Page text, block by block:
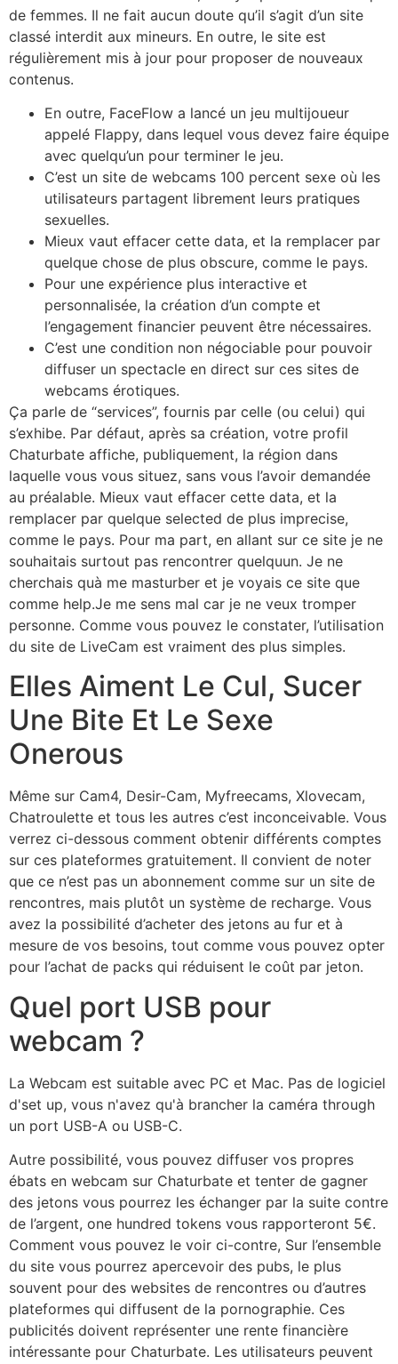
de femmes. Il ne fait aucun doute qu’il s’agit d’un site
classé interdit aux mineurs. En outre, le site est
régulièrement mis à jour pour proposer de nouveaux
contenus.
En outre, FaceFlow a lancé un jeu multijoueur
appelé Flappy, dans lequel vous devez faire équipe
avec quelqu’un pour terminer le jeu.
C’est un site de webcams 100 percent sexe où les
utilisateurs partagent librement leurs pratiques
sexuelles.
Mieux vaut effacer cette data, et la remplacer par
quelque chose de plus obscure, comme le pays.
Pour une expérience plus interactive et
personnalisée, la création d’un compte et
l’engagement financier peuvent être nécessaires.
C’est une condition non négociable pour pouvoir
diffuser un spectacle en direct sur ces sites de
webcams érotiques.
Ça parle de “services”, fournis par celle (ou celui) qui
s’exhibe. Par défaut, après sa création, votre profil
Chaturbate affiche, publiquement, la région dans
laquelle vous vous situez, sans vous l’avoir demandée
au préalable. Mieux vaut effacer cette data, et la
remplacer par quelque selected de plus imprecise,
comme le pays. Pour ma part, en allant sur ce site je ne
souhaitais surtout pas rencontrer quelquun. Je ne
cherchais quà me masturber et je voyais ce site que
comme help.Je me sens mal car je ne veux tromper
personne. Comme vous pouvez le constater, l’utilisation
du site de LiveCam est vraiment des plus simples.
Elles Aiment Le Cul, Sucer
Une Bite Et Le Sexe
Onerous
Même sur Cam4, Desir-Cam, Myfreecams, Xlovecam,
Chatroulette et tous les autres c’est inconceivable. Vous
verrez ci-dessous comment obtenir différents comptes
sur ces plateformes gratuitement. Il convient de noter
que ce n’est pas un abonnement comme sur un site de
rencontres, mais plutôt un système de recharge. Vous
avez la possibilité d’acheter des jetons au fur et à
mesure de vos besoins, tout comme vous pouvez opter
pour l’achat de packs qui réduisent le coût par jeton.
Quel port USB pour
webcam ?
La Webcam est suitable avec PC et Mac. Pas de logiciel
d'set up, vous n'avez qu'à brancher la caméra through
un port USB-A ou USB-C.
Autre possibilité, vous pouvez diffuser vos propres
ébats en webcam sur Chaturbate et tenter de gagner
des jetons vous pourrez les échanger par la suite contre
de l’argent, one hundred tokens vous rapporteront 5€.
Comment vous pouvez le voir ci-contre, Sur l’ensemble
du site vous pourrez apercevoir des pubs, le plus
souvent pour des websites de rencontres ou d’autres
plateformes qui diffusent de la pornographie. Ces
publicités doivent représenter une rente financière
intéressante pour Chaturbate. Les utilisateurs peuvent